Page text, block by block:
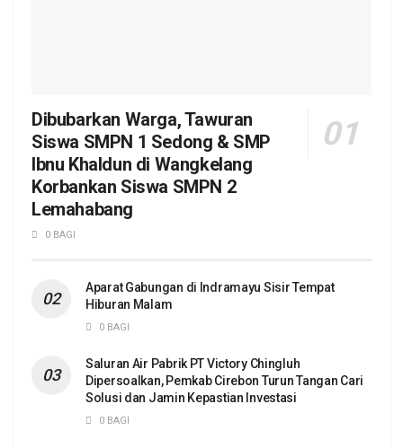
Dibubarkan Warga, Tawuran
Siswa SMPN 1 Sedong & SMP
Ibnu Khaldun di Wangkelang
Korbankan Siswa SMPN 2
Lemahabang
0 BAGI
Aparat Gabungan di Indramayu Sisir Tempat
Hiburan Malam
0 BAGI
Saluran Air Pabrik PT Victory Chingluh
Dipersoalkan, Pemkab Cirebon Turun Tangan Cari
Solusi dan Jamin Kepastian Investasi
0 BAGI